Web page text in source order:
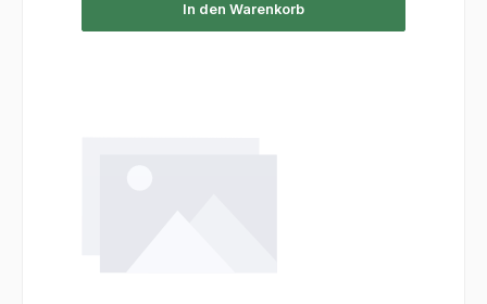
In den Warenkorb